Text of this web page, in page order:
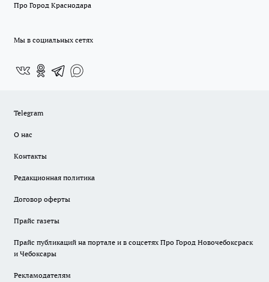
Про Город Краснодара
Мы в социальных сетях
Telegram
О нас
Контакты
Редакционная политика
Договор оферты
Прайс газеты
Прайс публикаций на портале и в соцсетях Про Город Новочебоксраск
и Чебоксары
Рекламодателям